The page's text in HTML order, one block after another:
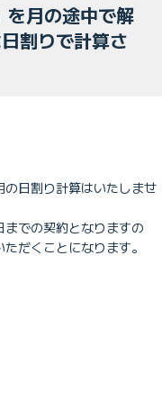
を月の途中で解
割りで計算さ
の日割り計算はいたしませ
での契約となりますの
だくことになります。